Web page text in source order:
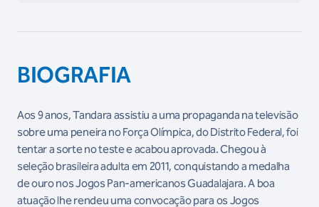
BIOGRAFIA
Aos 9 anos, Tandara assistiu a uma propaganda na televisão
sobre uma peneira no Força Olímpica, do Distrito Federal, foi
tentar a sorte no teste e acabou aprovada. Chegou à
seleção brasileira adulta em 2011, conquistando a medalha
de ouro nos Jogos Pan-americanos Guadalajara. A boa
atuação lhe rendeu uma convocação para os Jogos